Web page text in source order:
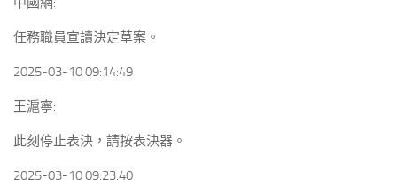
任務職員宣讀決定草案。
2025-03-10 09:14:49
王滬寧:
此刻停止表決，請按表決器。
2025-03-10 09:23:40